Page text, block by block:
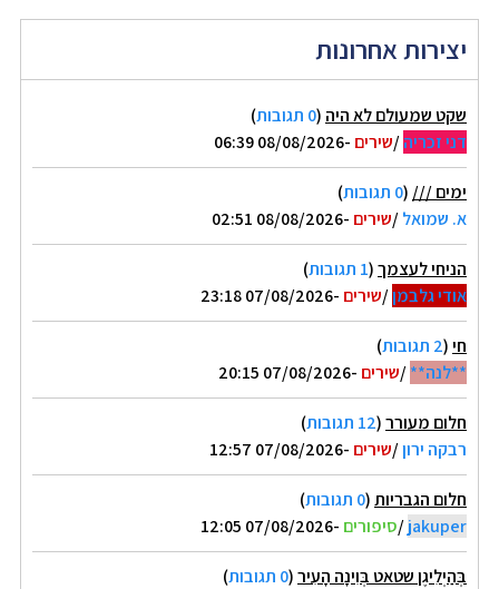
יצירות אחרונות
שקט שמעולם לא היה (0 תגובות
)
דני זכריה/שירים -08/08/2026 06:39
ימים /// (0 תגובות
)
א. שמואל/שירים -08/08/2026 02:51
הניחי לעצמך(1 תגובות
)
אודי גלבמן/שירים -07/08/2026 23:18
חי(2 תגובות
)
**לנה**/שירים -07/08/2026 20:15
חלום מעורר(12 תגובות
)
רבקה ירון/שירים -07/08/2026 12:57
חלום הגבריות(0 תגובות
)
jakuper
/סיפורים -07/08/2026 12:05
בְּהַיְלִיגֶן שטאט בְּוִינָה הָעִיר(0 תגובות
)